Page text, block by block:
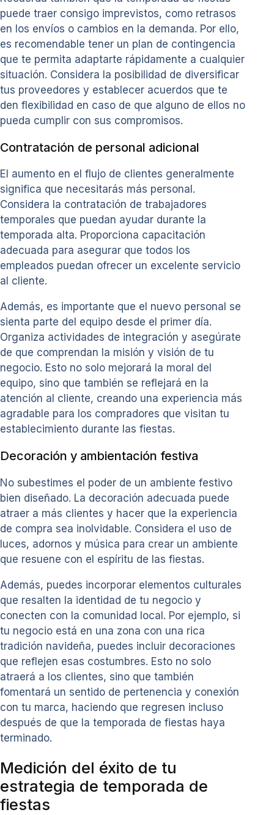
puede traer consigo imprevistos, como retrasos
en los envíos o cambios en la demanda. Por ello,
es recomendable tener un plan de contingencia
que te permita adaptarte rápidamente a cualquier
situación. Considera la posibilidad de diversificar
tus proveedores y establecer acuerdos que te
den flexibilidad en caso de que alguno de ellos no
pueda cumplir con sus compromisos.
Contratación de personal adicional
El aumento en el flujo de clientes generalmente
significa que necesitarás más personal.
Considera la contratación de trabajadores
temporales que puedan ayudar durante la
temporada alta. Proporciona capacitación
adecuada para asegurar que todos los
empleados puedan ofrecer un excelente servicio
al cliente.
Además, es importante que el nuevo personal se
sienta parte del equipo desde el primer día.
Organiza actividades de integración y asegúrate
de que comprendan la misión y visión de tu
negocio. Esto no solo mejorará la moral del
equipo, sino que también se reflejará en la
atención al cliente, creando una experiencia más
agradable para los compradores que visitan tu
establecimiento durante las fiestas.
Decoración y ambientación festiva
No subestimes el poder de un ambiente festivo
bien diseñado. La decoración adecuada puede
atraer a más clientes y hacer que la experiencia
de compra sea inolvidable. Considera el uso de
luces, adornos y música para crear un ambiente
que resuene con el espíritu de las fiestas.
Además, puedes incorporar elementos culturales
que resalten la identidad de tu negocio y
conecten con la comunidad local. Por ejemplo, si
tu negocio está en una zona con una rica
tradición navideña, puedes incluir decoraciones
que reflejen esas costumbres. Esto no solo
atraerá a los clientes, sino que también
fomentará un sentido de pertenencia y conexión
con tu marca, haciendo que regresen incluso
después de que la temporada de fiestas haya
terminado.
Medición del éxito de tu
estrategia de temporada de
fiestas